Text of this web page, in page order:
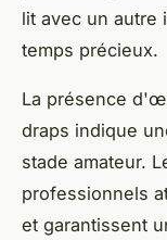
lit avec un autre
temps précieux.
La présence
draps indique
stade amateur.
professionnels
et garantissent